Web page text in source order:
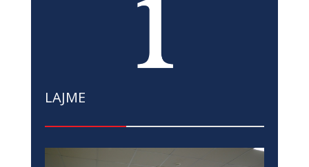
LAJME